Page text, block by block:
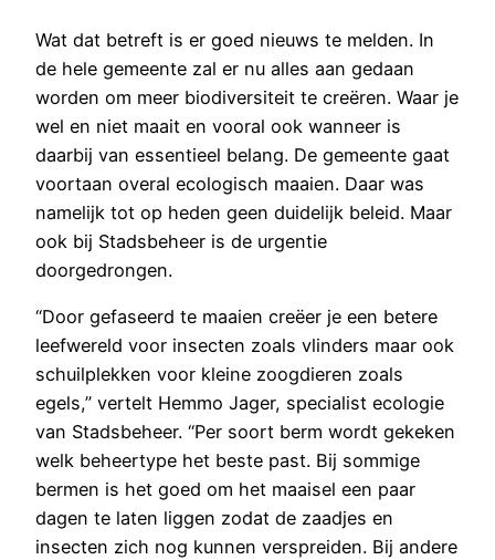
Wat dat betreft is er goed nieuws te melden. In
de hele gemeente zal er nu alles aan gedaan
worden om meer biodiversiteit te creëren. Waar je
wel en niet maait en vooral ook wanneer is
daarbij van essentieel belang. De gemeente gaat
voortaan overal ecologisch maaien. Daar was
namelijk tot op heden geen duidelijk beleid. Maar
ook bij Stadsbeheer is de urgentie
doorgedrongen.
“Door gefaseerd te maaien creëer je een betere
leefwereld voor insecten zoals vlinders maar ook
schuilplekken voor kleine zoogdieren zoals
egels,” vertelt Hemmo Jager, specialist ecologie
van Stadsbeheer. “Per soort berm wordt gekeken
welk beheertype het beste past. Bij sommige
bermen is het goed om het maaisel een paar
dagen te laten liggen zodat de zaadjes en
insecten zich nog kunnen verspreiden. Bij andere